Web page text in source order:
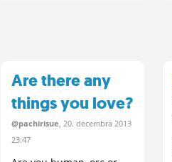
Are there any
things you love?
@pachirisue , 20.decembra 2013
23:47